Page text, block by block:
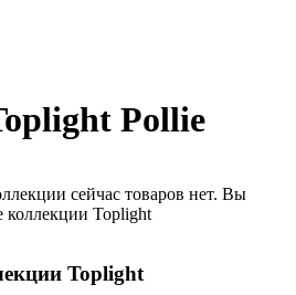
Pollie
сейчас товаров нет. Вы
коллекции Toplight
Toplight